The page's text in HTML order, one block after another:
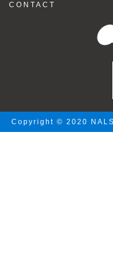
CONTACT
Copyright © 2020